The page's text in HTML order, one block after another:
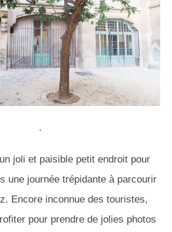
.
joli et paisible petit endroit pour
une journée trépidante à parcourir
Encore inconnue des touristes,
pour prendre de jolies photos